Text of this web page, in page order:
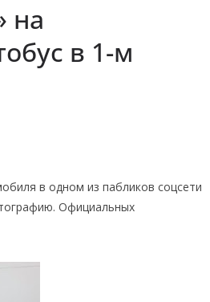
на
в 1-м
в одном из пабликов соцсети
Официальных